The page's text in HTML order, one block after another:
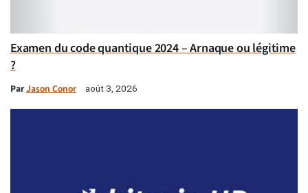
Examen du code quantique 2024 – Arnaque ou légitime
?
ParJason Conor août 3, 2026